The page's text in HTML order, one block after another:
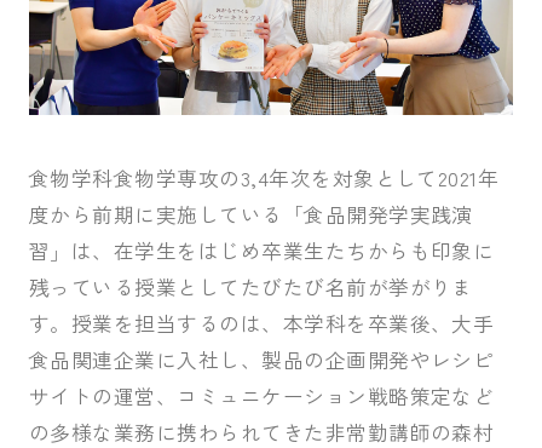
研究
受験生の皆さま
保護者等の皆さま
在学生の皆さま
卒業生の皆さま
企業の皆さま
食物学科食物学専攻の3,4年次を対象として2021年
度から前期に実施している「食品開発学実践演
習」は、在学生をはじめ卒業生たちからも印象に
残っている授業としてたびたび名前が挙がりま
す。授業を担当するのは、本学科を卒業後、大手
食品関連企業に入社し、製品の企画開発やレシピ
サイトの運営、コミュニケーション戦略策定など
の多様な業務に携わられてきた非常勤講師の森村